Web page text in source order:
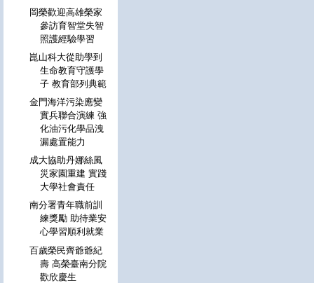
岡榮歡迎高雄榮家
參訪育智堂失智
照護經驗學習
崑山科大從助學到
生命教育守護學
子 教育部列典範
金門海洋污染應變
實兵聯合演練 強
化油污化學品洩
漏處置能力
成大協助丹娜絲風
災家園重建 實踐
大學社會責任
南分署青年職前訓
練獎勵 助待業安
心學習順利就業
百歲榮民齊爺爺紀
壽 高榮臺南分院
歡欣慶生